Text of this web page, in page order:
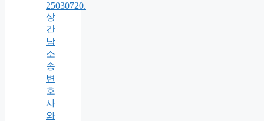
25030720.
상
간
남
소
송
변
호
사
와